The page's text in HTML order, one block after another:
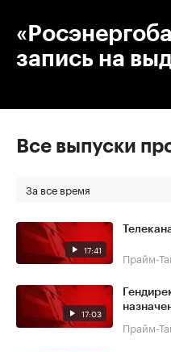
запись на
Все выпуски
За все время
17:41 Прайм-
17:03
Прайм-